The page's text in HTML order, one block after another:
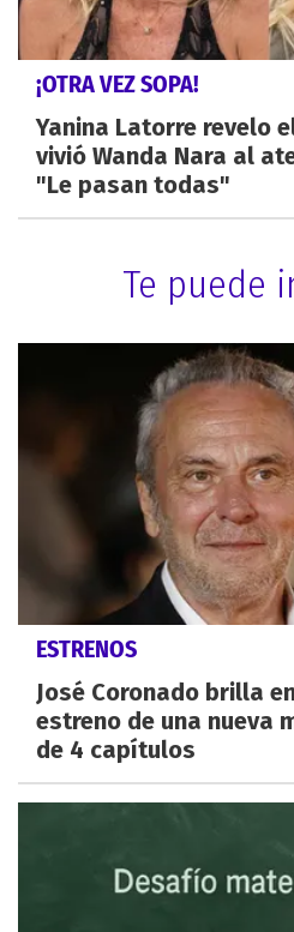
¡OTRA VEZ SOPA!
Yanina Latorre revelo
vivió Wanda Nara al
"Le pasan todas"
Te puede
ESTRENOS
José Coronado brilla
estreno de una nueva
de 4 capítulos